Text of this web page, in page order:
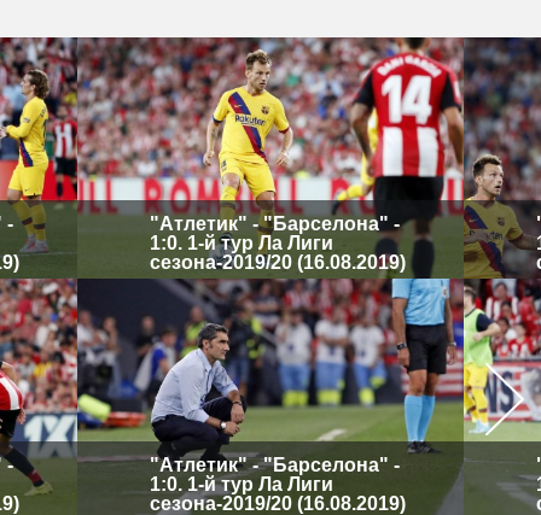
-
"Атлетик" - "Барселона" -
1:0. 1-й тур Ла Лиги
сезона-2019/20 (16.08.2019)
-
"Атлетик" - "Барселона" -
1:0. 1-й тур Ла Лиги
сезона-2019/20 (16.08.2019)